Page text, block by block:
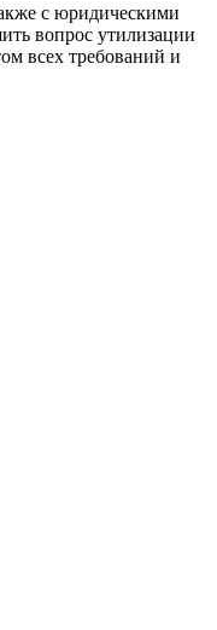
с юридическими
вопрос утилизации
всех требований и